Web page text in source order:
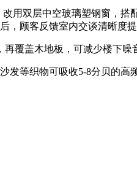
双层中空玻璃塑钢窗，搭
，顾客反馈室内交谈清晰度提
盖木地板，可减少楼下噪
等织物可吸收5-8分贝的高